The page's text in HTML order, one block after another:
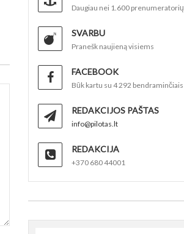
Daugiau nei 1.600 prenumeratorių
SVARBU
Pranešk naujieną visiems
FACEBOOK
Būk kartu su 4 292 bendraminčiais
REDAKCIJOS PAŠTAS
info@pilotas.lt
REDAKCIJA
+370 680 44001